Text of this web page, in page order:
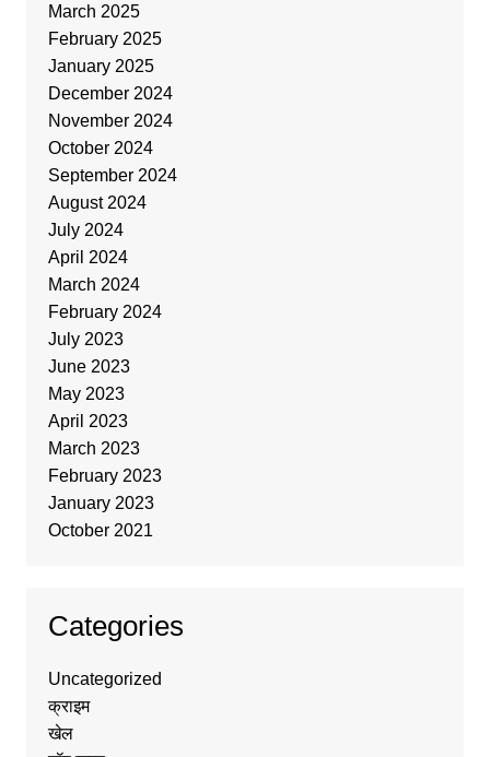
March 2025
February 2025
January 2025
December 2024
November 2024
October 2024
September 2024
August 2024
July 2024
April 2024
March 2024
February 2024
July 2023
June 2023
May 2023
April 2023
March 2023
February 2023
January 2023
October 2021
Categories
Uncategorized
क्राइम
खेल